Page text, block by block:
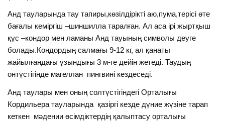
Анд тауларында тау тапиры,көзілдірікті аю,пума,терісі өте
бағалы кеміргіш –шиншилла таралған. Ал аса ірі жыртқыш
құс –кондор мен ламаны Анд тауының символы деуге
болады.Кондордың салмағы 9-12 кг, ал қанаты
жайылғандағы ұзындығы 3 м-ге дейін жетеді. Таудың
онтүстігінде магеллан пингвині кездеседі.
Анд таулары мен оның солтүстігіндегі Орталығы
Кордильера тауларында қазіргі кезде дүние жүзіне тарап
кеткен мәдении өсімдіктердің қалыптасу орталығы